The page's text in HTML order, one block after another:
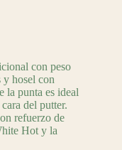
con peso
y hosel con
la punta es ideal
del putter.
refuerzo de
Hot y la